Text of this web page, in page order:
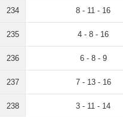
234 8 - 11 - 16
235 4 - 8 - 16
236 6 - 8 - 9
237 7 - 13 - 16
238 3 - 11 - 14